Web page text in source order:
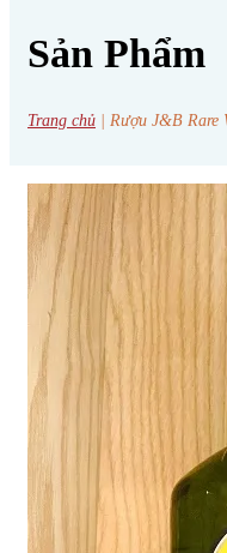
Sản Phẩm
Trang chủ Rượu J&B Rare